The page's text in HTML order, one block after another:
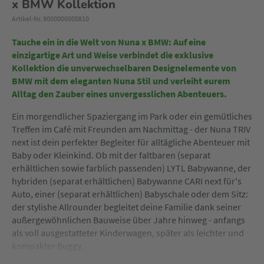
x BMW Kollektion
Artikel-Nr. 9000000000810
Tauche ein in die Welt von Nuna x BMW: Auf eine
einzigartige Art und Weise verbindet die exklusive
Kollektion die unverwechselbaren Designelemente von
BMW mit dem eleganten Nuna Stil und verleiht eurem
Alltag den Zauber eines unvergesslichen Abenteuers.
Ein morgendlicher Spaziergang im Park oder ein gemütliches
Treffen im Café mit Freunden am Nachmittag - der Nuna TRIV
next ist dein perfekter Begleiter für alltägliche Abenteuer mit
Baby oder Kleinkind. Ob mit der faltbaren (separat
erhältlichen sowie farblich passenden) LYTL Babywanne, der
hybriden (separat erhältlichen) Babywanne CARI next für's
Auto, einer (separat erhältlichen) Babyschale oder dem Sitz:
der stylishe Allrounder begleitet deine Familie dank seiner
außergewöhnlichen Bauweise über Jahre hinweg - anfangs
als voll ausgestatteter Kinderwagen, später als leichter und